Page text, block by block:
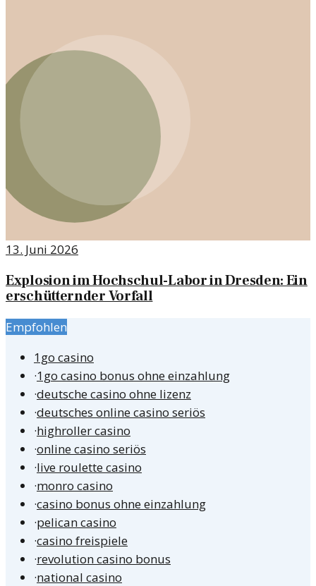
13. Juni 2026
Explosion im Hochschul-Labor in Dresden: Ein
erschütternder Vorfall
Empfohlen
1go casino
·1go casino bonus ohne einzahlung
·deutsche casino ohne lizenz
·deutsches online casino seriös
·highroller casino
·online casino seriös
·live roulette casino
·monro casino
·casino bonus ohne einzahlung
·pelican casino
·casino freispiele
·revolution casino bonus
·national casino